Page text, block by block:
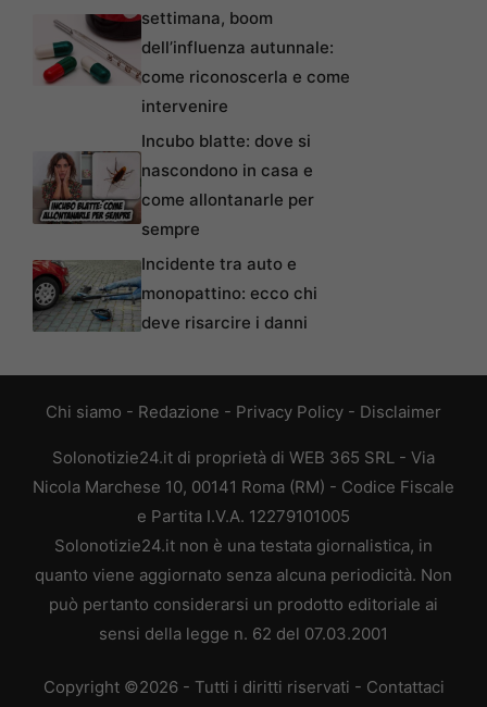
settimana, boom
dell’influenza autunnale:
come riconoscerla e come
intervenire
Incubo blatte: dove si
nascondono in casa e
come allontanarle per
sempre
Incidente tra auto e
monopattino: ecco chi
deve risarcire i danni
Chi siamo - Redazione - Privacy Policy - Disclaimer
Solonotizie24.it di proprietà di WEB 365 SRL - Via
Nicola Marchese 10, 00141 Roma (RM) - Codice Fiscale
e Partita I.V.A. 12279101005
Solonotizie24.it non è una testata giornalistica, in
quanto viene aggiornato senza alcuna periodicità. Non
può pertanto considerarsi un prodotto editoriale ai
sensi della legge n. 62 del 07.03.2001
Copyright ©2026 - Tutti i diritti riservati - Contattaci